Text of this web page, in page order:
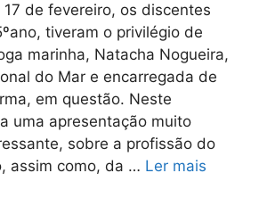
de fevereiro, os discentes
tiveram o privilégio de
marinha, Natacha Nogueira,
do Mar e encarregada de
em questão. Neste
uma apresentação muito
sobre a profissão do
assim como, da … Ler mais